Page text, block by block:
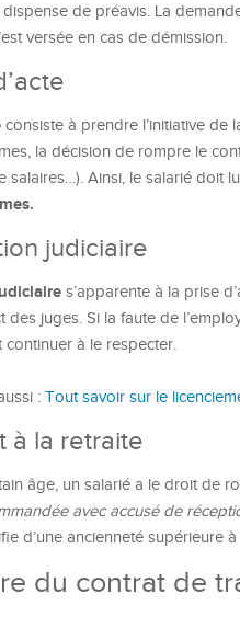
de préavis. La
versée en cas de démission.
consiste à prendre l’initiative de
la décision de rompre le
salaires…). Ainsi, le salarié doit
judiciaire
s’apparente à la prise
des juges. Si la faute de
continuer à le respecter.
: Tout savoir sur le
à la retraite
âge, un salarié a le droit de
avec accusé de
d’une ancienneté supérieure
du contrat de